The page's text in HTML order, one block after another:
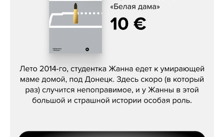
Сергей Лебедев, «Белая дама»